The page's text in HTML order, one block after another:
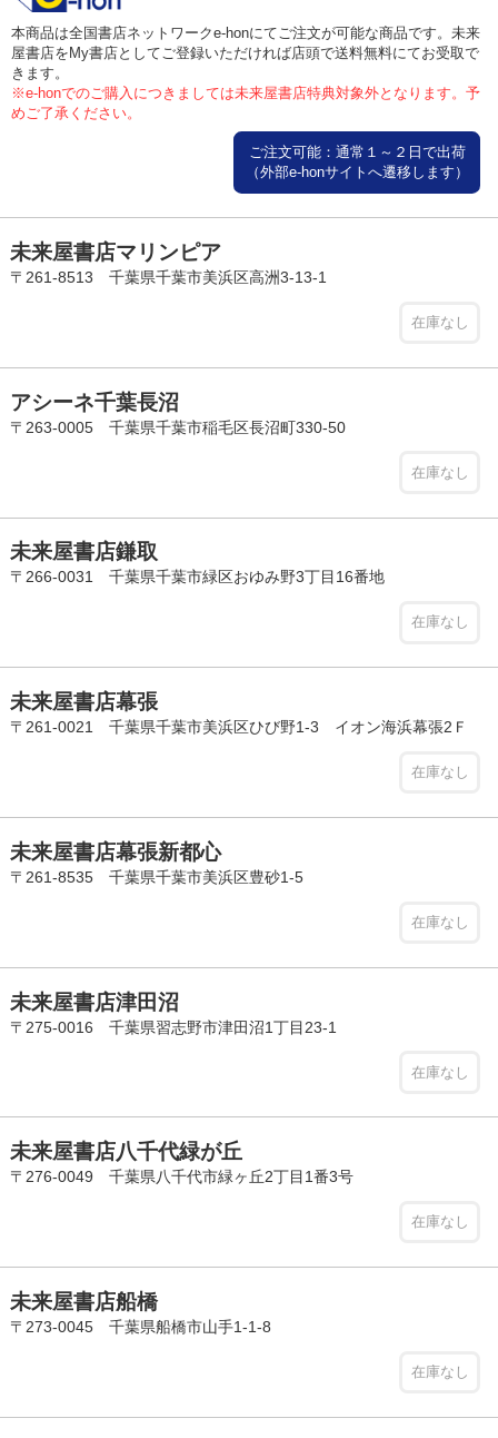
本商品は全国書店ネットワークe-honにてご注文が可能な商品です。未来
屋書店をMy書店としてご登録いただければ店頭で送料無料にてお受取で
きます。
※e-honでのご購入につきましては未来屋書店特典対象外となります。予
めご了承ください。
ご注文可能：通常１～２日で出荷
（外部e-honサイトへ遷移します）
未来屋書店マリンピア
〒261-8513 千葉県千葉市美浜区高洲3-13-1
在庫なし
アシーネ千葉長沼
〒263-0005 千葉県千葉市稲毛区長沼町330-50
在庫なし
未来屋書店鎌取
〒266-0031 千葉県千葉市緑区おゆみ野3丁目16番地
在庫なし
未来屋書店幕張
〒261-0021 千葉県千葉市美浜区ひび野1-3 イオン海浜幕張2Ｆ
在庫なし
未来屋書店幕張新都心
〒261-8535 千葉県千葉市美浜区豊砂1-5
在庫なし
未来屋書店津田沼
〒275-0016 千葉県習志野市津田沼1丁目23-1
在庫なし
未来屋書店八千代緑が丘
〒276-0049 千葉県八千代市緑ヶ丘2丁目1番3号
在庫なし
未来屋書店船橋
〒273-0045 千葉県船橋市山手1-1-8
在庫なし